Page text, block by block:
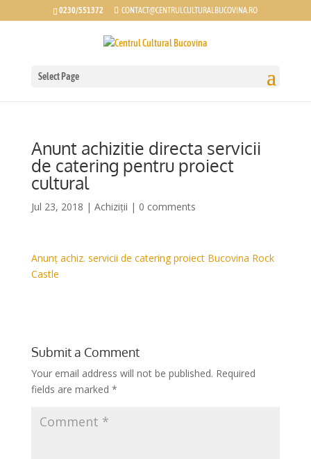
0230/551372 CONTACT@CENTRULCULTURALBUCOVINA.RO
Select Page
Anunt achizitie directa servicii
de catering pentru proiect
cultural
Jul 23, 2018 | Achiziții | 0 comments
Anunț achiz. servicii de catering proiect Bucovina Rock
Castle
Submit a Comment
Your email address will not be published. Required
fields are marked *